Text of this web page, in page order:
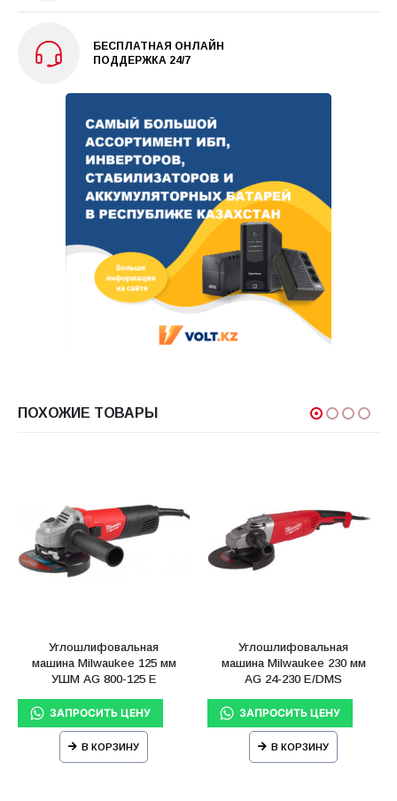
БЕСПЛАТНАЯ ОНЛАЙН
ПОДДЕРЖКА 24/7
ПОХОЖИЕ ТОВАРЫ
Углошлифовальная
машина Milwaukee 125 мм
УШМ AG 800-125 E
В КОРЗИНУ
Углошлифовальная
машина Milwaukee 230 мм
AG 24-230 E/DMS
В КОРЗИНУ